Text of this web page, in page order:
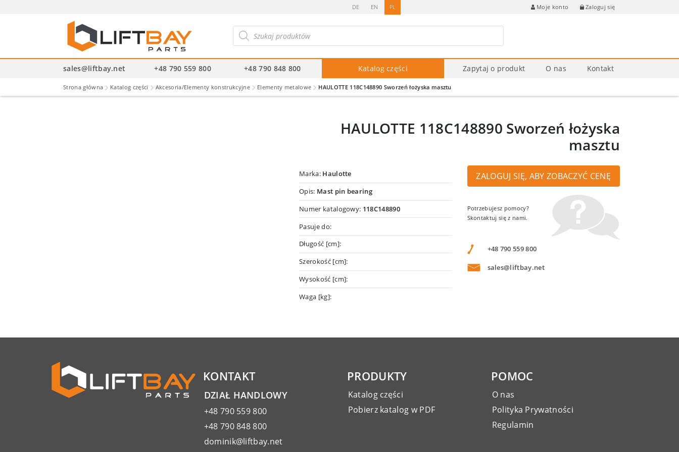
DE EN PL Moje konto Zaloguj się
produktów
sales@liftbay.net +48 790 559 800 +48 790 848 800 Katalog części Zapytaj o produkt O nas Kontakt
Strona główna Katalog części Akcesoria/Elementy konstrukcyjne Elementy metalowe HAULOTTE 118C148890 Sworzeń łożyska masztu
HAULOTTE 118C148890 Sworzeń łożyska
masztu
Marka: Haulotte
Opis: Mast pin bearing
Numer katalogowy: 118C148890
Pasuje do:
Długość [cm]:
Szerokość [cm]:
Wysokość [cm]:
Waga [kg]:
ZALOGUJ SIĘ, ABY ZOBACZYĆ CENĘ
Potrzebujesz pomocy?
Skontaktuj się z nami.
+48 790 559 800
sales@liftbay.net
KONTAKT
DZIAŁ HANDLOWY
+48 790 559 800
+48 790 848 800
dominik@liftbay.net
PRODUKTY
Katalog części
Pobierz katalog w PDF
POMOC
O nas
Polityka Prywatności
Regulamin